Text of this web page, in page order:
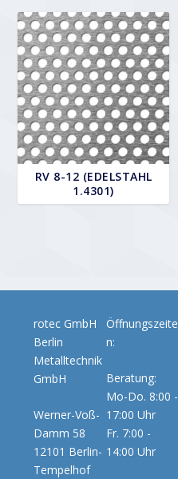
RV 8-12 (EDELSTAHL
1.4301)
rotec GmbH
Berlin
Metalltechnik
GmbH
Werner-Voß-
Damm 58
12101 Berlin-
Tempelhof
Öffnungszeite
n:
Beratung:
Mo-Do. 8:00 -
17:00 Uhr
Fr. 7:00 -
14:00 Uhr